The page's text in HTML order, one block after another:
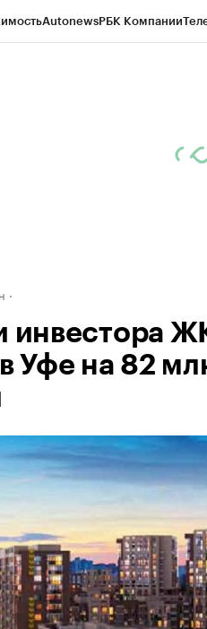
AutonewsРБК Компании
инвестора
Уфе на 82